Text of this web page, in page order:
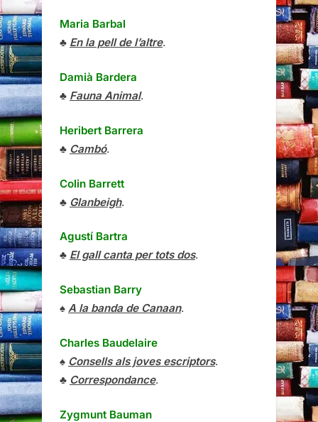
Maria Barbal
♣ En la pell de l’altre.
Damià Bardera
♣ Fauna Animal.
Heribert Barrera
♣ Cambó.
Colin Barrett
♣ Glanbeigh.
Agustí Bartra
♣ El gall canta per tots dos.
Sebastian Barry
♠ A la banda de Canaan.
Charles Baudelaire
♠ Consells als joves escriptors.
♣ Correspondance.
Zygmunt Bauman